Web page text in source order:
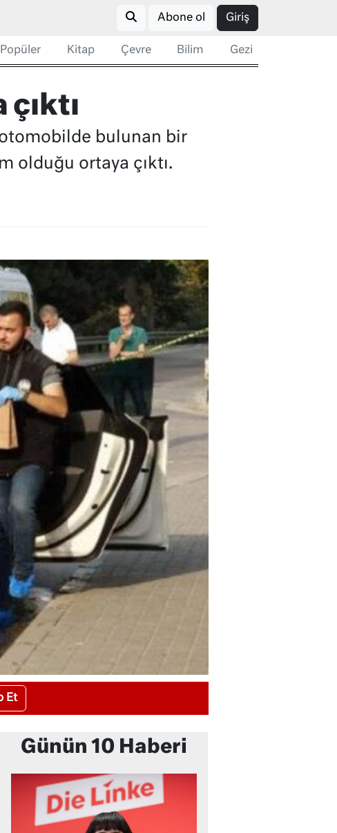
Abone ol Giriş
Popüler Kitap Çevre Bilim Gezi
bulunan bir
olduğu ortaya çıktı.
Et
Günün 10 Haberi